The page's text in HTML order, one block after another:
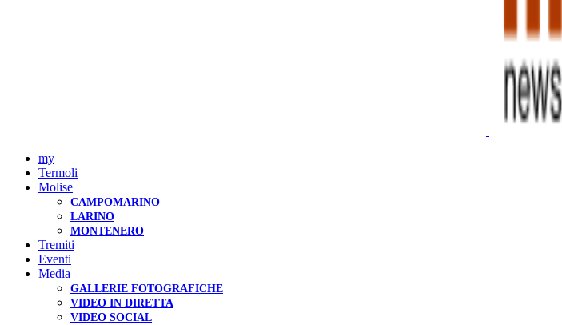
my
Termoli
Molise
CAMPOMARINO
LARINO
MONTENERO
Tremiti
Eventi
Media
GALLERIE FOTOGRAFICHE
VIDEO IN DIRETTA
VIDEO SOCIAL